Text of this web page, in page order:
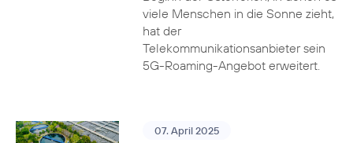
viele Menschen in die Sonne zieht,
hat der
Telekommunikationsanbieter sein
5G-Roaming-Angebot erweitert.
07. April 2025